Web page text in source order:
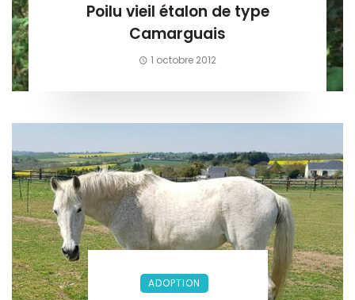
Poilu vieil étalon de type
Camarguais
1 octobre 2012
ADOPTION